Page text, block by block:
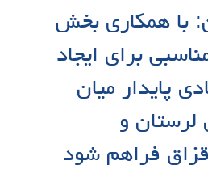
با همکاری بخش
برای ایجاد
پایدار میان
لرستان و
فراهم شود